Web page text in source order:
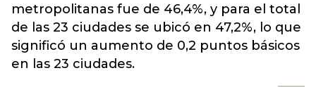
metropolitanas fue de 46,4%, y para el total
de las 23 ciudades se ubicó en 47,2%, lo que
significó un aumento de 0,2 puntos básicos
en las 23 ciudades.